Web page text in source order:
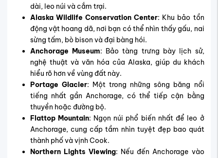
dài, leo núi và cắm trại.
Alaska Wildlife Conservation Center: Khu bảo tồn
động vật hoang dã, nơi bạn có thể nhìn thấy gấu, nai
sừng tấm, bò bison và đại bàng hói.
Anchorage Museum: Bảo tàng trưng bày lịch sử,
nghệ thuật và văn hóa của Alaska, giúp du khách
hiểu rõ hơn về vùng đất này.
Portage Glacier: Một trong những sông băng nổi
tiếng nhất gần Anchorage, có thể tiếp cận bằng
thuyền hoặc đường bộ.
Flattop Mountain: Ngọn núi phổ biến nhất để leo ở
Anchorage, cung cấp tầm nhìn tuyệt đẹp bao quát
thành phố và vịnh Cook.
Northern Lights Viewing: Nếu đến Anchorage vào